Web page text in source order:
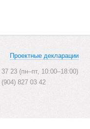
Проектные декларации
23 (пн–пт, 10:00–18:00)
827 03 42